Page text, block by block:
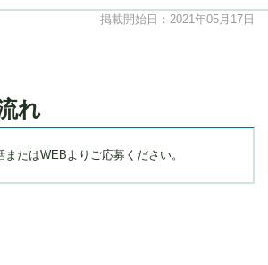
掲載開始日：2021年05月17日
れ
たはWEBよりご応募ください。